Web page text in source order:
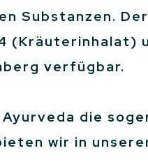
Substanzen.
(Kräuterinhalat)
verfügbar.
die
wir in